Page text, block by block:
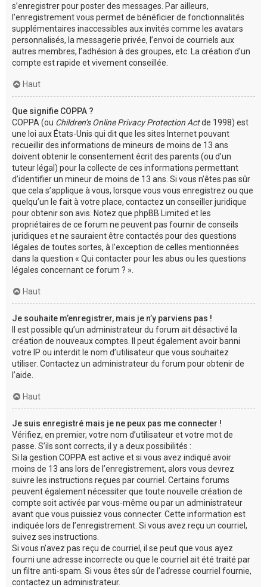
s’enregistrer pour poster des messages. Par ailleurs,
l’enregistrement vous permet de bénéficier de fonctionnalités
supplémentaires inaccessibles aux invités comme les avatars
personnalisés, la messagerie privée, l’envoi de courriels aux
autres membres, l’adhésion à des groupes, etc. La création d’un
compte est rapide et vivement conseillée.
Haut
Que signifie COPPA ?
COPPA (ou Children’s Online Privacy Protection Actde 1998) est
une loi aux États-Unis qui dit que les sites Internet pouvant
recueillir des informations de mineurs de moins de 13 ans
doivent obtenir le consentement écrit des parents (ou d’un
tuteur légal) pour la collecte de ces informations permettant
d’identifier un mineur de moins de 13 ans. Si vous n’êtes pas sûr
que cela s’applique à vous, lorsque vous vous enregistrez ou que
quelqu’un le fait à votre place, contactez un conseiller juridique
pour obtenir son avis. Notez que phpBB Limited et les
propriétaires de ce forum ne peuvent pas fournir de conseils
juridiques et ne sauraient être contactés pour des questions
légales de toutes sortes, à l’exception de celles mentionnées
dans la question « Qui contacter pour les abus ou les questions
légales concernant ce forum ? ».
Haut
Je souhaite m’enregistrer, mais je n’y parviens pas !
Il est possible qu’un administrateur du forum ait désactivé la
création de nouveaux comptes. Il peut également avoir banni
votre IP ou interdit le nom d’utilisateur que vous souhaitez
utiliser. Contactez un administrateur du forum pour obtenir de
l’aide.
Haut
Je suis enregistré mais je ne peux pas me connecter !
Vérifiez, en premier, votre nom d’utilisateur et votre mot de
passe. S’ils sont corrects, il y a deux possibilités :
Si la gestion COPPA est active et si vous avez indiqué avoir
moins de 13 ans lors de l’enregistrement, alors vous devrez
suivre les instructions reçues par courriel. Certains forums
peuvent également nécessiter que toute nouvelle création de
compte soit activée par vous-même ou par un administrateur
avant que vous puissiez vous connecter. Cette information est
indiquée lors de l’enregistrement. Si vous avez reçu un courriel,
suivez ses instructions.
Si vous n’avez pas reçu de courriel, il se peut que vous ayez
fourni une adresse incorrecte ou que le courriel ait été traité par
un filtre anti-spam. Si vous êtes sûr de l’adresse courriel fournie,
contactez un administrateur.